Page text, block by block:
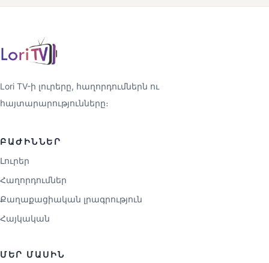
Lori TV-ի լուրերը, հաղորդումներն ու
հայտարարությունները։
ԲԱԺԻՆՆԵՐ
Լուրեր
Հաղորդումներ
Քաղաքացիական լրագրություն
Հայկական
ՄԵՐ ՄԱՍԻՆ